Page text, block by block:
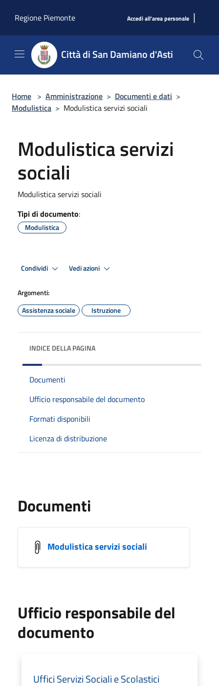
Regione Piemonte
Accedi all'area personale |
Città di San Damiano d'Asti
Home > Amministrazione > Documenti e dati >
Modulistica > Modulistica servizi sociali
Modulistica servizi
sociali
Modulistica servizi sociali
Tipi di documento:
Modulistica
Condividi Vedi azioni
Argomenti:
Assistenza sociale
Istruzione
INDICE DELLA PAGINA
Documenti
Ufficio responsabile del documento
Formati disponibili
Licenza di distribuzione
Documenti
Modulistica servizi sociali
Ufficio responsabile del
documento
Uffici Servizi Sociali e Scolastici